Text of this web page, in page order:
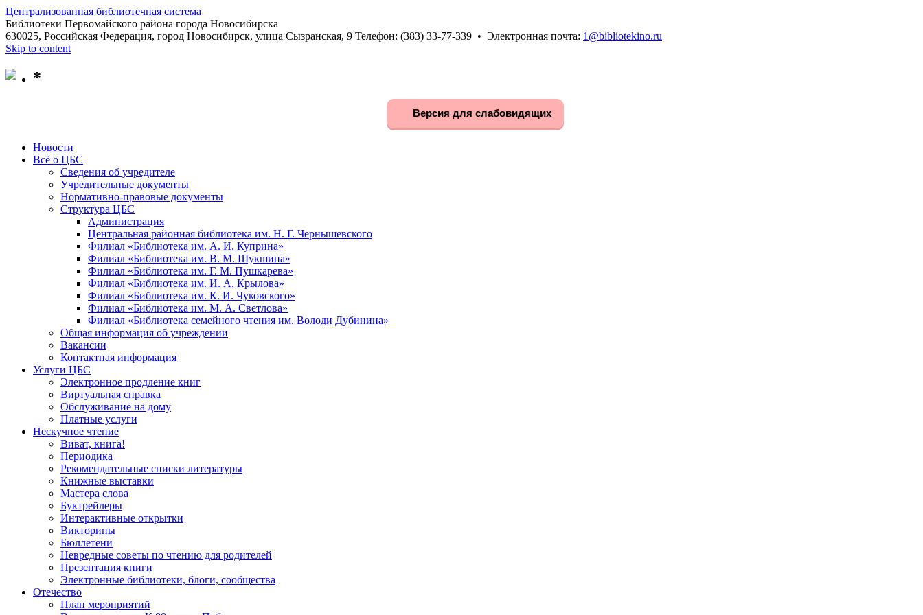
Централизованная библиотечная система
Библиотеки Первомайского района города Новосибирска
630025, Российская Федерация, город Новосибирск, улица Сызранская, 9 Телефон: (383) 33-77-339 • Электронная почта: 1@bibliotekino.ru
Skip to content
*
Версия для слабовидящих
Новости
Всё о ЦБС
Сведения об учредителе
Учредительные документы
Нормативно-правовые документы
Структура ЦБС
Администрация
Центральная районная библиотека им. Н. Г. Чернышевского
Филиал «Библиотека им. А. И. Куприна»
Филиал «Библиотека им. В. М. Шукшина»
Филиал «Библиотека им. Г. М. Пушкарева»
Филиал «Библиотека им. И. А. Крылова»
Филиал «Библиотека им. К. И. Чуковского»
Филиал «Библиотека им. М. А. Светлова»
Филиал «Библиотека семейного чтения им. Володи Дубинина»
Общая информация об учреждении
Вакансии
Контактная информация
Услуги ЦБС
Электронное продление книг
Виртуальная справка
Обслуживание на дому
Платные услуги
Нескучное чтение
Виват, книга!
Периодика
Рекомендательные списки литературы
Книжные выставки
Мастера слова
Буктрейлеры
Интерактивные открытки
Викторины
Бюллетени
Невредные советы по чтению для родителей
Презентация книги
Электронные библиотеки, блоги, сообщества
Отечество
План мероприятий